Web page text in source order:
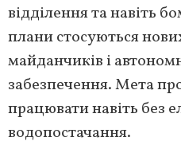
відділення та навіть
плани стосуються
майданчиків і
забезпечення. Мета
працювати навіть без
водопостачання.